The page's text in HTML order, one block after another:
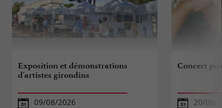
Exposition et démonstrations
d'artistes girondins
09/08/2026
Concert
20/08/